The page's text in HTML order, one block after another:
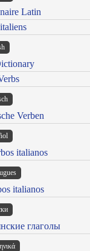
Latin
Verben
italianos
italianos
глаголы